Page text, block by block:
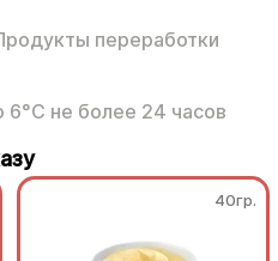
переработки
6°С не более 24 часов
40гр.